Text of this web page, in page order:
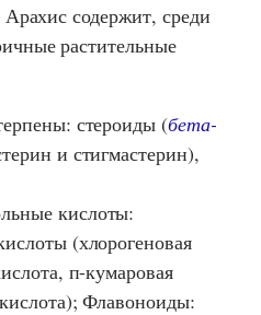
Арахис содержит, среди
растительные
стероиды (бета-
и стигмастерин),
кислоты:
(хлорогеновая
п-кумаровая
Флавоноиды: